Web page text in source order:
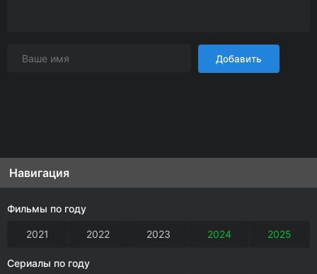
Добавить
Навигация
Фильмы по году
2021 2022 2023 2024 2025
Сериалы по году